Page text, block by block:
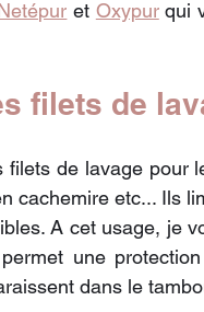
et Oxypur qui
filets de
filets de lavage pour
cachemire etc... Ils
A cet usage, je
une
dans le